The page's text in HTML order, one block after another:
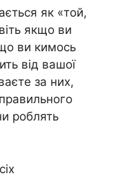
як «той,
якщо ви
ви кимось
від вашої
за них,
роблять